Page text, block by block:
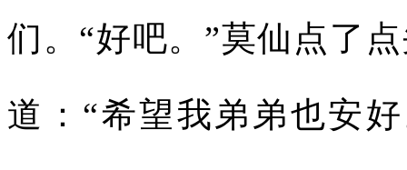
们。“好吧。”莫仙点了
道：“希望我弟弟也安